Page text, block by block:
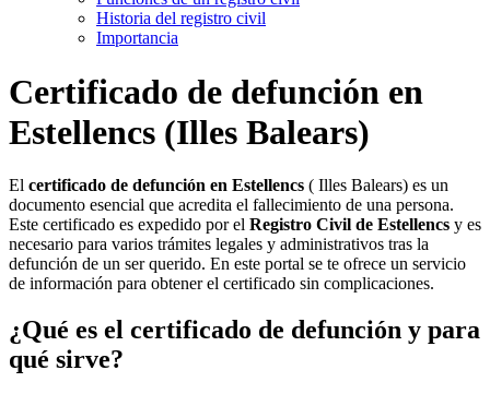
Historia del registro civil
Importancia
Certificado de defunción en
Estellencs (Illes Balears)
El certificado de defunción en Estellencs ( Illes Balears) es un
documento esencial que acredita el fallecimiento de una persona.
Este certificado es expedido por el Registro Civil de Estellencs y es
necesario para varios trámites legales y administrativos tras la
defunción de un ser querido. En este portal se te ofrece un servicio
de información para obtener el certificado sin complicaciones.
¿Qué es el certificado de defunción y para
qué sirve?